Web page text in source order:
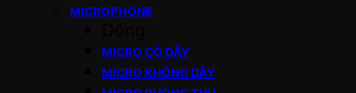
MICROPHONE
MICRO CÓ DÂY
MICRO KHÔNG DÂY